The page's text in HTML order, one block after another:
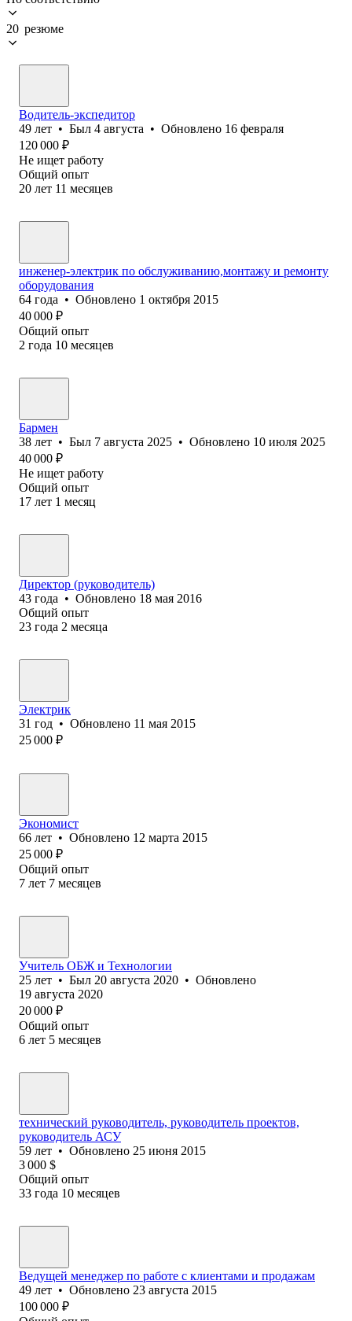
20 резюме
Водитель-экспедитор
49 лет • Был 4 августа • Обновлено 16 февраля
120 000 ₽
Не ищет работу
Общий опыт
20 лет 11 месяцев
инженер-электрик по обслуживанию,монтажу и ремонту
оборудования
64 года • Обновлено 1 октября 2015
40 000 ₽
Общий опыт
2 года 10 месяцев
Бармен
38 лет • Был 7 августа 2025 • Обновлено 10 июля 2025
40 000 ₽
Не ищет работу
Общий опыт
17 лет 1 месяц
Директор (руководитель)
43 года • Обновлено 18 мая 2016
Общий опыт
23 года 2 месяца
Электрик
31 год • Обновлено 11 мая 2015
25 000 ₽
Экономист
66 лет • Обновлено 12 марта 2015
25 000 ₽
Общий опыт
7 лет 7 месяцев
Учитель ОБЖ и Технологии
25 лет • Был 20 августа 2020 • Обновлено
19 августа 2020
20 000 ₽
Общий опыт
6 лет 5 месяцев
технический руководитель, руководитель проектов,
руководитель АСУ
59 лет • Обновлено 25 июня 2015
3 000 $
Общий опыт
33 года 10 месяцев
Ведущей менеджер по работе с клиентами и продажам
49 лет • Обновлено 23 августа 2015
100 000 ₽